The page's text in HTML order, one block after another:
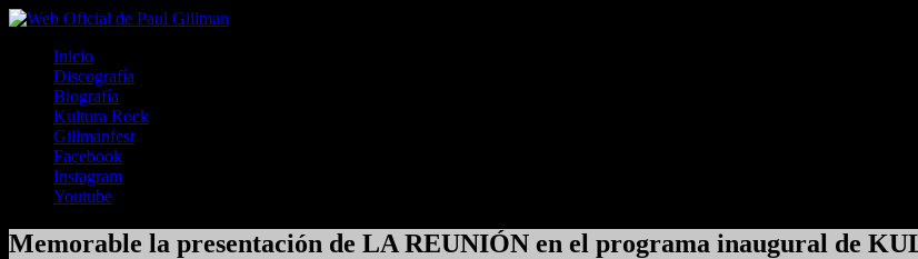
Inicio
Discografía
Biografía
Kultura Rock
Gillmanfest
Facebook
Instagram
Youtube
Memorable la presentación de LA REUNIÓN en el programa inaugural de